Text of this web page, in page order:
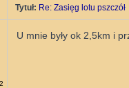
Tytuł: Re: Zasięg lotu pszczół
U mnie były ok 2,5km i